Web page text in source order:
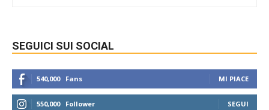
SEGUICI SUI SOCIAL
540,000 Fans MI PIACE
550,000 Follower SEGUI